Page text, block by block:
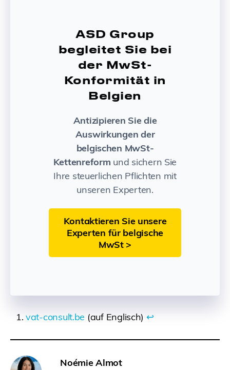
ASD Group
begleitet Sie bei
der MwSt-
Konformität in
Belgien
Antizipieren Sie die
Auswirkungen der
belgischen MwSt-
Kettenreform und sichern Sie
Ihre steuerlichen Pflichten mit
unseren Experten.
Kontaktieren Sie unsere
Experten für belgische
MwSt >
vat-consult.be (auf Englisch) ↩︎
Noémie Almot